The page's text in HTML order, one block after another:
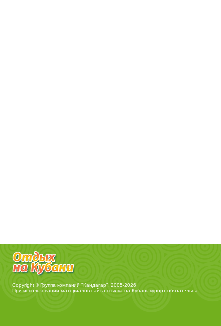
Copyright © Группа компаний "Кандагар", 2005-2026
При использовании материалов сайта ссылка на Кубань курорт обязательна.